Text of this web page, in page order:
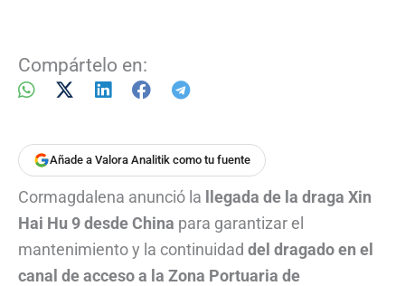
Compártelo en:
Añade a Valora Analitik como tu fuente
Cormagdalena anunció la
llegada de la draga Xin
Hai Hu 9 desde China para garantizar el
mantenimiento y la continuidad del dragado en el
canal de acceso a la Zona Portuaria de